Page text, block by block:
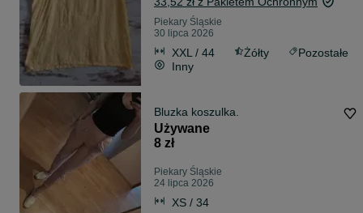
Piekary Śląskie
30 lipca 2026
XXL / 44 Żółty
Pozostałe
Inny
Bluzka koszulka.
Używane
8 zł
Piekary Śląskie
24 lipca 2026
XS / 34